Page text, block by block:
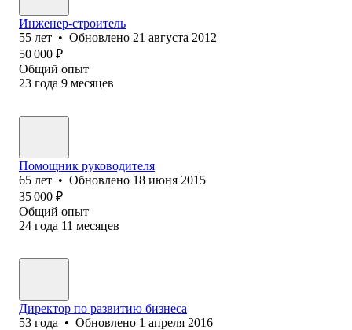
Инженер-строитель
55 лет • Обновлено 21 августа 2012
50 000 ₽
Общий опыт
23 года 9 месяцев
Помощник руководителя
65 лет • Обновлено 18 июня 2015
35 000 ₽
Общий опыт
24 года 11 месяцев
Директор по развитию бизнеса
53 года • Обновлено 1 апреля 2016